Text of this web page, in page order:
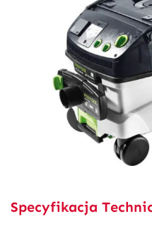
Specyfikacja